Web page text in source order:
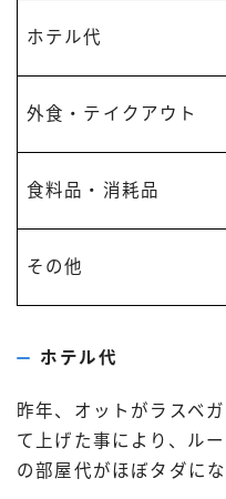
ホテル代
外食・テイクアウト
食料品・消耗品
その他
ホテル代
昨年、オットがラスベ
て上げた事により、ル
の部屋代がほぼタダに